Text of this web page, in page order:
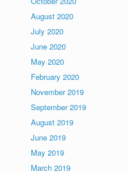
August 2020
July 2020
June 2020
May 2020
February 2020
November 2019
September 2019
August 2019
June 2019
May 2019
March 2019